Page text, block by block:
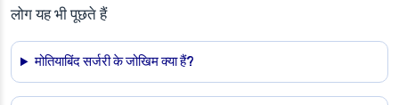
लोग यह भी पूछते हैं
मोतियाबिंद सर्जरी के जोखिम क्या हैं?